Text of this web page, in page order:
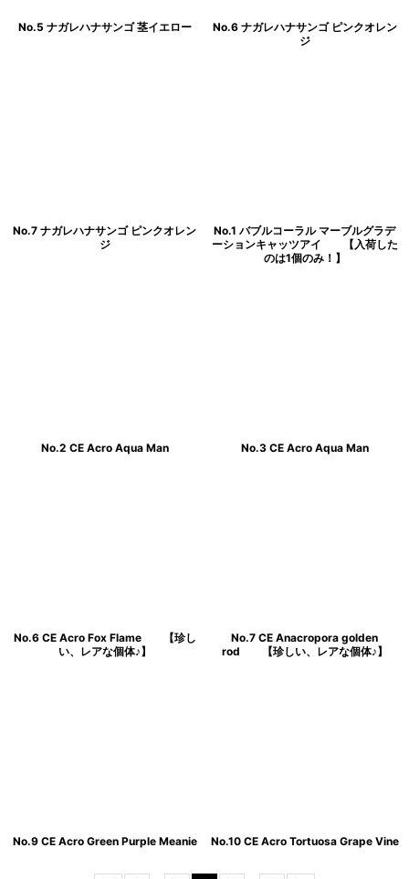
No.5 ナガレハナサンゴ 茎イエロー
No.6 ナガレハナサンゴ ピンクオレン
ジ
No.7 ナガレハナサンゴ ピンクオレン
ジ
No.1 バブルコーラル マーブルグラデ
ーションキャッツアイ 【入荷した
のは1個のみ！】
No.2 CE Acro Aqua Man No.3 CE Acro Aqua Man
No.6 CE Acro Fox Flame 【珍し
い、レアな個体♪】
No.7 CE Anacropora golden
rod 【珍しい、レアな個体♪】
No.9 CE Acro Green Purple Meanie No.10 CE Acro Tortuosa Grape Vine